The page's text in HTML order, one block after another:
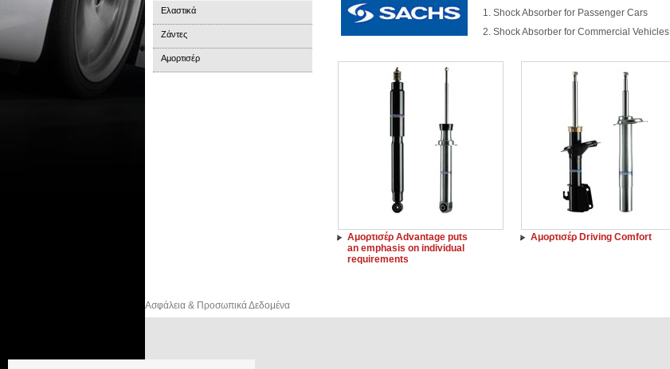
Ελαστικά
Ζάντες
Αμορτισέρ
1. Shock Absorber for Passenger Cars
2. Shock Absorber for Commercial Vehicles
Αμορτισέρ Advantage puts
an emphasis on individual
requirements
Αμορτισέρ Driving Comfort
Ασφάλεια & Προσωπικά Δεδομένα